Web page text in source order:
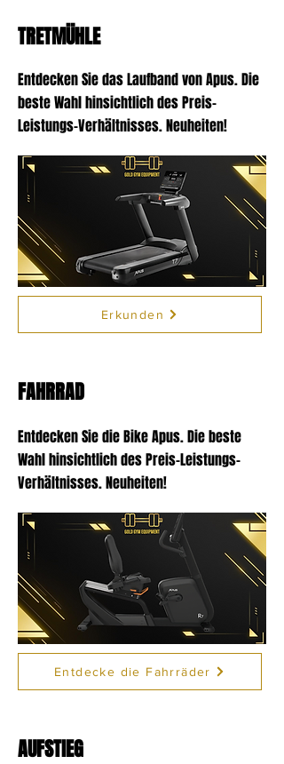
TRETMÜHLE
Entdecken Sie das Laufband von Apus. Die
beste Wahl hinsichtlich des Preis-
Leistungs-Verhältnisses. Neuheiten!
Erkunden
FAHRRAD
Entdecken Sie die Bike Apus. Die beste
Wahlhinsichtlich des Preis-Leistungs-
Verhältnisses. Neuheiten!
Entdecke die Fahrräder
AUFSTIEG